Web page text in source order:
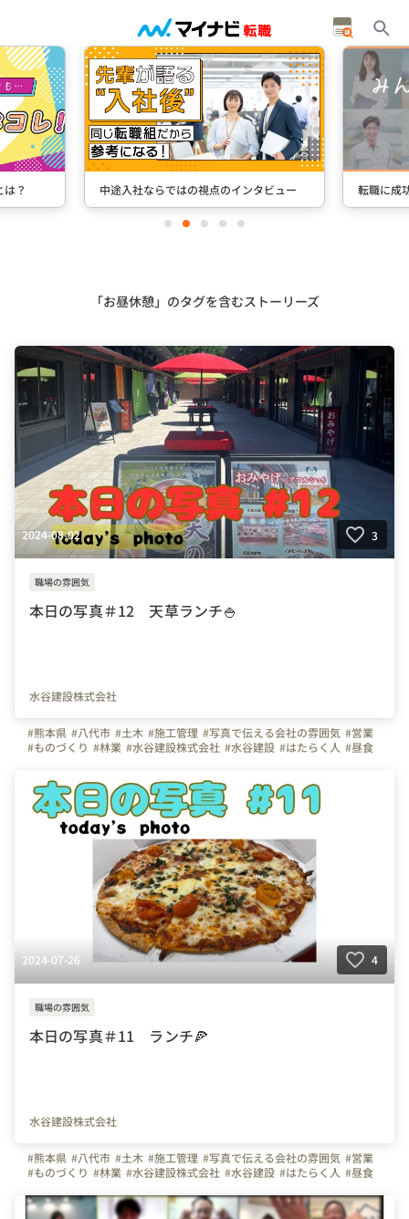
？ 中途入社ならではの視点のインタビュー 転職に成
itemitemitemitemitem
「お昼休憩」のタグを含むストーリーズ
2024-08-02 3
職場の雰囲気
本日の写真＃12 天草ランチ🍚
水谷建設株式会社
#熊本県 #八代市 #土木 #施工管理 #写真で伝える会社の雰囲気 #営業
#ものづくり #林業 #水谷建設株式会社 #水谷建設 #はたらく人 #昼食
2024-07-26 4
職場の雰囲気
本日の写真＃11 ランチ🍕
水谷建設株式会社
#熊本県 #八代市 #土木 #施工管理 #写真で伝える会社の雰囲気 #営業
#ものづくり #林業 #水谷建設株式会社 #水谷建設 #はたらく人 #昼食